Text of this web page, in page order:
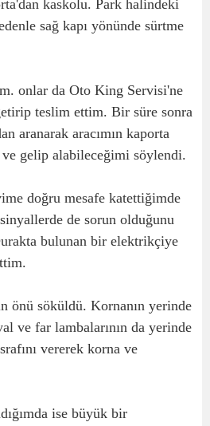
kaskolu. Park halindeki
sağ kapı yönünde sürtme
onlar da Oto King Servisi'ne
teslim ettim. Bir süre sonra
aranarak aracımın kaporta
ve gelip alabileceğimi söylendi.
doğru mesafe katettiğimde
sinyallerde de sorun olduğunu
bulunan bir elektrikçiye
önü söküldü. Kornanın yerinde
ve far lambalarının da yerinde
vererek korna ve
ise büyük bir